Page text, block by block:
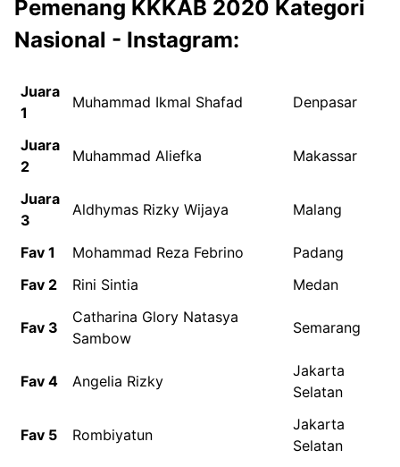
Pemenang KKKAB 2020 Kategori
Nasional - Instagram:
Juara
1
Muhammad Ikmal Shafad Denpasar
Juara
2
Muhammad Aliefka Makassar
Juara
3
Aldhymas Rizky Wijaya Malang
Fav 1 Mohammad Reza Febrino
Padang
Fav 2
Rini Sintia Medan
Fav 3
Catharina Glory Natasya
Sambow
Semarang
Fav 4 Angelia Rizky
Jakarta
Selatan
Fav 5 Rombiyatun
Jakarta
Selatan